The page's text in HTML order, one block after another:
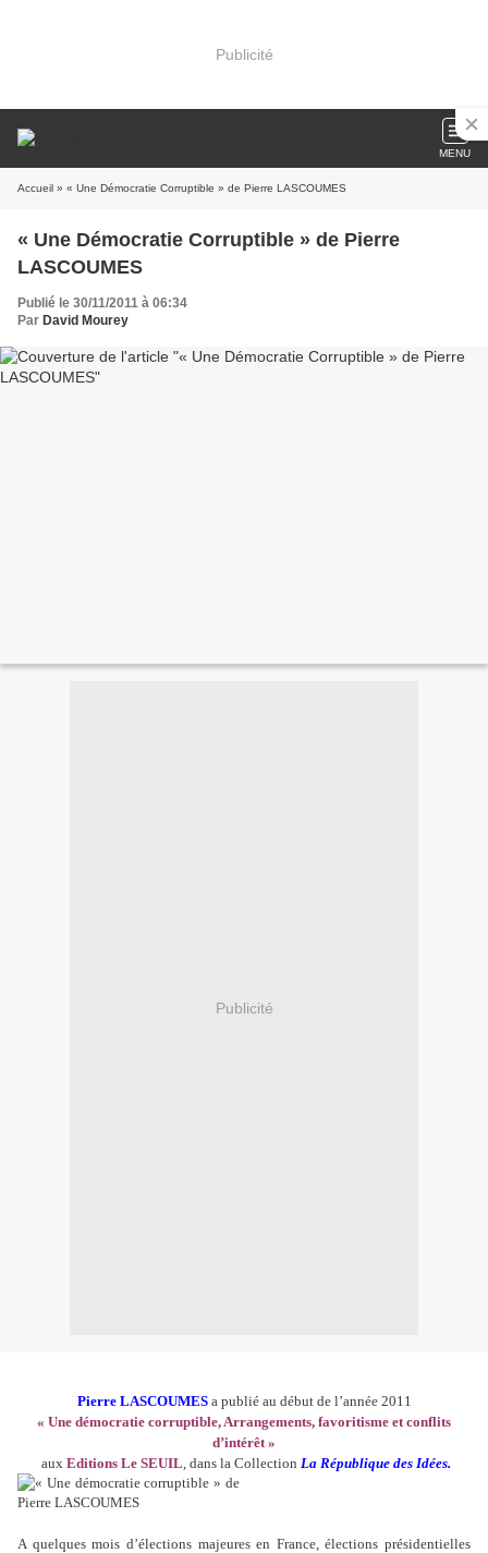
Publicité
MENU
Accueil » « Une Démocratie Corruptible » de Pierre LASCOUMES
« Une Démocratie Corruptible » de Pierre
LASCOUMES
Publié le 30/11/2011 à 06:34
Par David Mourey
Publicité
Pierre LASCOUMESa publié au début de l’année 2011
« Une démocratie corruptible, Arrangements, favoritisme et conflits
d’intérêt »
aux Editions Le SEUIL, dans la Collection La République des Idées.
A quelques mois d’élections majeures en France, élections présidentielles